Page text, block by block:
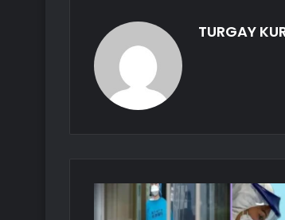
TURGAY